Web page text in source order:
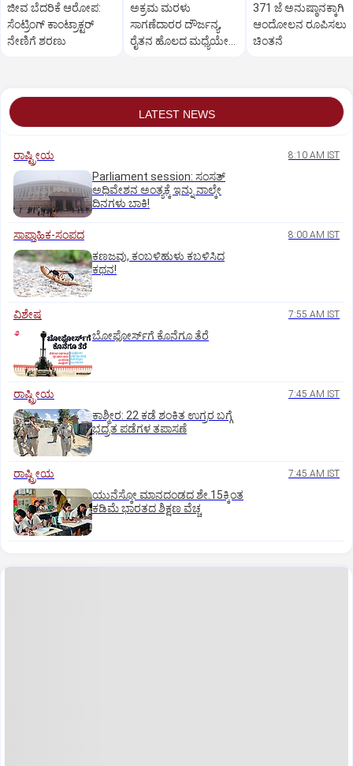
ಜೀವ ಬೆದರಿಕೆ ಆರೋಪ:
ಸೆಂಟ್ರಿಂಗ್ ಕಾಂಟ್ರಾಕ್ಟರ್
ನೇಣಿಗೆ ಶರಣು
ಅಕ್ರಮ ಮರಳು
ಸಾಗಣೆದಾರರ ದೌರ್ಜನ್ಯ,
ರೈತನ ಹೊಲದ ಮಧ್ಯೆಯೇ
371 ಜೆ ಅನುಷ್ಠಾನಕ್ಕಾಗಿ
ಆಂದೋಲನ ರೂಪಿಸಲು
ಚಿಂತನೆ
LATEST NEWS
ರಾಷ್ಟ್ರೀಯ 8:10 AM IST
Parliament session: ಸಂಸತ್‌
ಅಧಿವೇಶನ ಅಂತ್ಯಕ್ಕೆ ಇನ್ನು ನಾಲ್ಕೇ
ದಿನಗಳು ಬಾಕಿ!
ಸಾಪ್ತಾಹಿಕ-ಸಂಪದ 8:00 AM IST
ಕಣಜವು, ಕಂಬಳಿಹುಳು ಕಬಳಿಸಿದ
ಕಥನ!
ವಿಶೇಷ 7:55 AM IST
ಬೋಫೋರ್ಸ್‌ಗೆ ಕೊನೆಗೂ ತೆರೆ
ರಾಷ್ಟ್ರೀಯ 7:45 AM IST
ಕಾಶ್ಮೀರ: 22 ಕಡೆ ಶಂಕಿತ ಉಗ್ರರ ಬಗ್ಗೆ
ಭದ್ರತ ಪಡೆಗಳ ತಪಾಸಣೆ
ರಾಷ್ಟ್ರೀಯ 7:45 AM IST
ಯುನೆಸ್ಕೋ ಮಾನದಂಡದ ಶೇ.15ಕ್ಕಿಂತ
ಕಡಿಮೆ ಭಾರತದ ಶಿಕ್ಷಣ ವೆಚ್ಚ